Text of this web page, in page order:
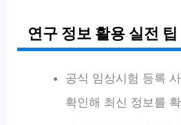
연구 정보 활용 실전 팁
공식 임상시험 등록
확인해 최신 정보를